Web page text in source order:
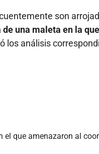
son
una maleta en la
los análisis
que amenazaron al